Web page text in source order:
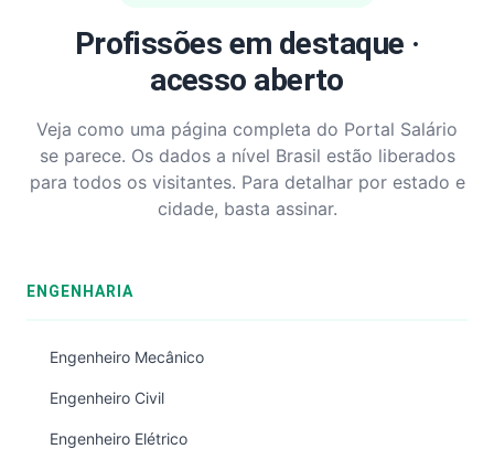
Profissões em destaque ·
acesso aberto
Veja como uma página completa do Portal Salário
se parece. Os dados a nível Brasil estão liberados
para todos os visitantes. Para detalhar por estado e
cidade, basta assinar.
ENGENHARIA
Engenheiro Mecânico
Engenheiro Civil
Engenheiro Elétrico